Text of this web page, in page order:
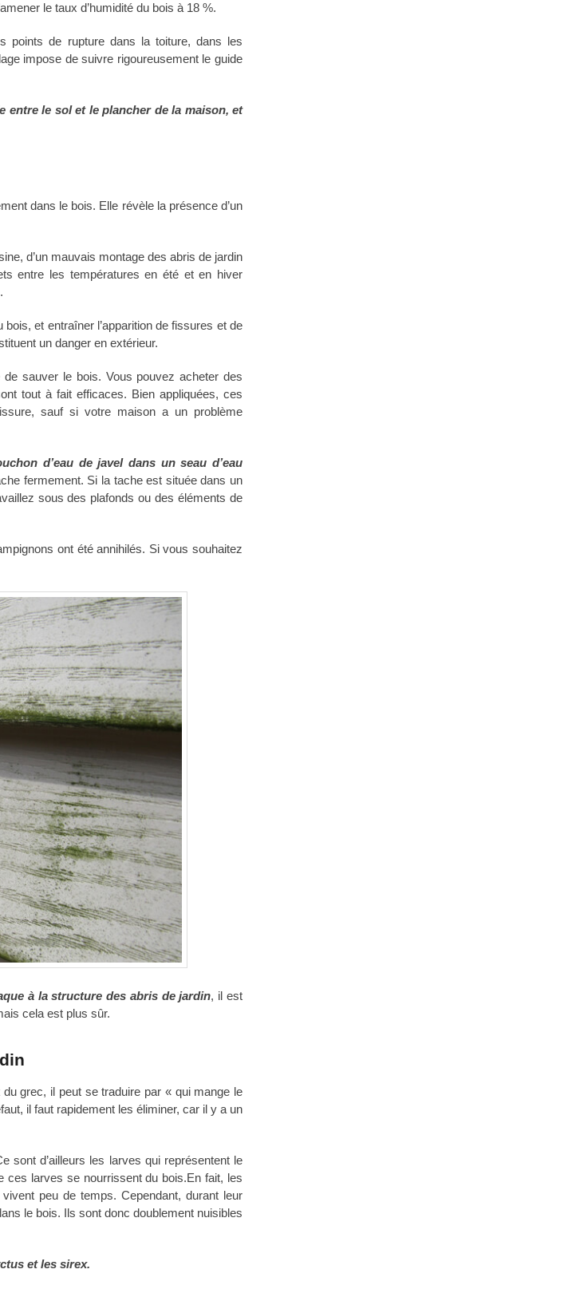
le taux d’humidité du bois à 18 %.
points de rupture dans la toiture, dans les
impose de suivre rigoureusement le guide
entre le sol et le plancher de la maison, et
dans le bois. Elle révèle la présence d’un
d’un mauvais montage des abris de jardin
entre les températures en été et en hiver
et entraîner l’apparition de fissures et de
un danger en extérieur.
sauver le bois. Vous pouvez acheter des
tout à fait efficaces. Bien appliquées, ces
sauf si votre maison a un problème
d’eau de javel dans un seau d’eau
fermement. Si la tache est située dans un
sous des plafonds ou des éléments de
ont été annihilés. Si vous souhaitez
à la structure des abris de jardin, il est
cela est plus sûr.
grec, il peut se traduire par « qui mange le
il faut rapidement les éliminer, car il y a un
sont d’ailleurs les larves qui représentent le
ces larves se nourrissent du bois.En fait, les
peu de temps. Cependant, durant leur
le bois. Ils sont donc doublement nuisibles
et les sirex.